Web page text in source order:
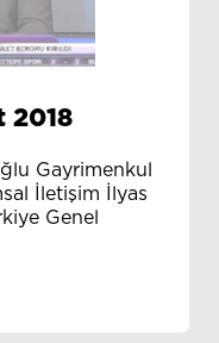
2018
Gayrimenkul
İletişim İlyas
Genel